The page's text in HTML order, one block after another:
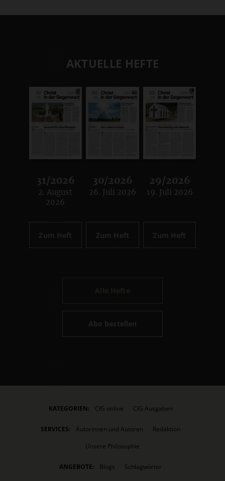
AKTUELLE HEFTE
31/2026
:
2. August
2026
Zum Heft
30/2026
:
26. Juli 2026
Zum Heft
29/2026
:
19. Juli 2026
Zum Heft
Abo bestellen
KATEGORIEN: CIG online CIG Ausgaben
SERVICES: Autorinnen und Autoren
Redaktion
Unsere Philosophie
ANGEBOTE: Blogs Schlagwörter